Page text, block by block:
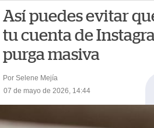
Así puedes evitar
tu cuenta de
purga masiva
Por Selene Mejía
07 de mayo de 2026, 14:44